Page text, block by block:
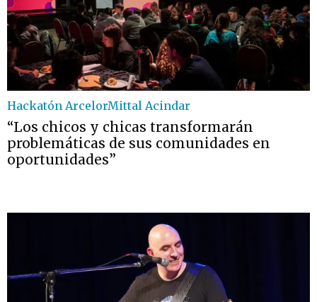
Hackatón ArcelorMittal Acindar
“Los chicos y chicas transformarán
problemáticas de sus comunidades en
oportunidades”